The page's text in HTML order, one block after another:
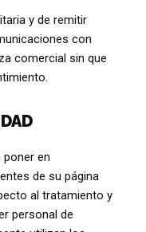
y de remitir
con
comercial sin que
poner en
de su página
al tratamiento y
personal de